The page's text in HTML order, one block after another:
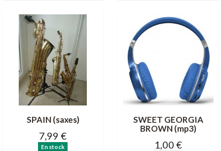
SPAIN (saxes)
7,99 €
En stock
SWEET GEORGIA
BROWN (mp3)
1,00 €